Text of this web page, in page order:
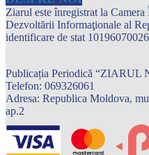
Ziarul este înregistrat la
Dezvoltării Informaţionale al
identificare de stat
Publicația Periodică “ZIARUL
Telefon: 069326061
Adresa: Republica Moldova,
ap.2